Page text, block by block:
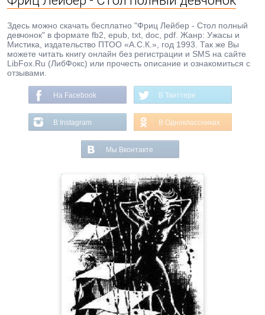
Здесь можно скачать бесплатно "Фриц Лейбер - Стол полный
девчонок" в формате fb2, epub, txt, doc, pdf. Жанр: Ужасы и
Мистика, издательство ПТОО «А.С.К.», год 1993. Так же Вы
можете читать книгу онлайн без регистрации и SMS на сайте
LibFox.Ru (ЛибФокс) или прочесть описание и ознакомиться с
отзывами.
На Facebook В Твиттере
В Instagram В Одноклассниках
Мы Вконтакте